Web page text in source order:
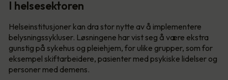
I helsesektoren
Helseinstitusjoner kan dra stor nytte av å implementere
belysningssykluser. Løsningene har vist seg å være ekstra
gunstig på sykehus og pleiehjem, for ulike grupper, som for
eksempel skiftarbeidere, pasienter med psykiske lidelser og
personer med demens.